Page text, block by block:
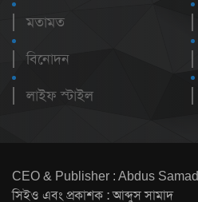
মতামত
বিনোদন
লাইফ স্টাইল
CEO & Publisher : Abdus Samad
সিইও এবং প্রকাশক : আব্দুস সামাদ